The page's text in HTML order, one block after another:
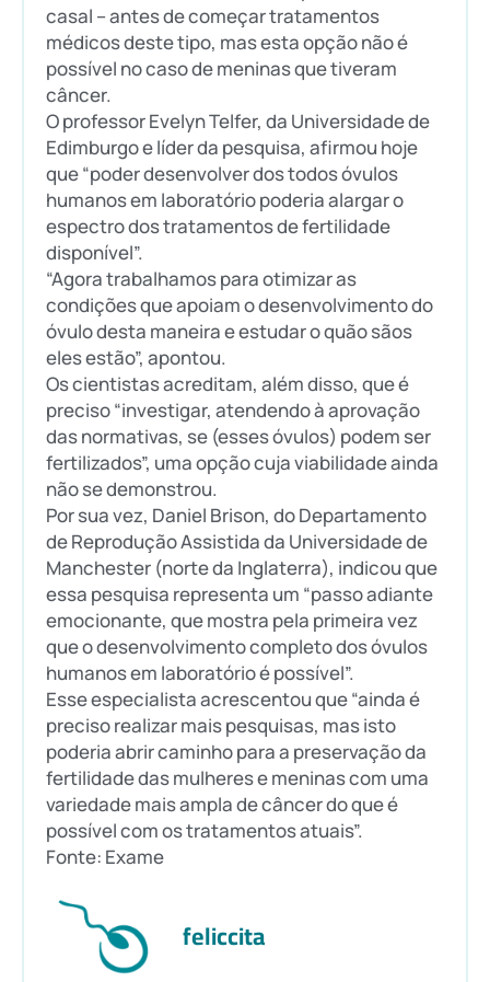
casal – antes de começar tratamentos
médicos deste tipo, mas esta opção não é
possível no caso de meninas que tiveram
câncer.
O professor Evelyn Telfer, da Universidade de
Edimburgo e líder da pesquisa, afirmou hoje
que “poder desenvolver dos todos óvulos
humanos em laboratório poderia alargar o
espectro dos tratamentos de fertilidade
disponível”.
“Agora trabalhamos para otimizar as
condições que apoiam o desenvolvimento do
óvulo desta maneira e estudar o quão sãos
eles estão”, apontou.
Os cientistas acreditam, além disso, que é
preciso “investigar, atendendo à aprovação
das normativas, se (esses óvulos) podem ser
fertilizados”, uma opção cuja viabilidade ainda
não se demonstrou.
Por sua vez, Daniel Brison, do Departamento
de Reprodução Assistida da Universidade de
Manchester (norte da Inglaterra), indicou que
essa pesquisa representa um “passo adiante
emocionante, que mostra pela primeira vez
que o desenvolvimento completo dos óvulos
humanos em laboratório é possível”.
Esse especialista acrescentou que “ainda é
preciso realizar mais pesquisas, mas isto
poderia abrir caminho para a preservação da
fertilidade das mulheres e meninas com uma
variedade mais ampla de câncer do que é
possível com os tratamentos atuais”.
Fonte: Exame
feliccita